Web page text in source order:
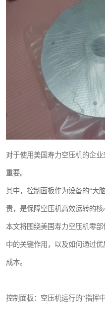
对于使用美国寿力空压机的企
重要。
其中，控制面板作为设备的“大
责，是保障空压机高效运转的核
本文将围绕美国寿力空压机零
中的关键作用，以及如何通过
成本。
控制面板：空压机运行的“指挥
复盛离心机零件
空气过滤器
CAMERON空压机维修